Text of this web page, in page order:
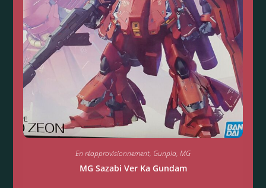
En réapprovisionnement, Gunpla, MG
MG Sazabi Ver Ka Gundam